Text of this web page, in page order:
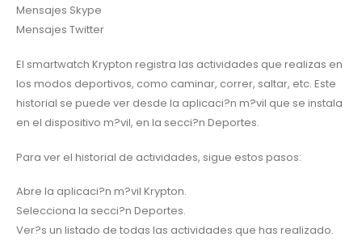
Mensajes Skype
Mensajes Twitter
El smartwatch Krypton registra las actividades que realizas en
los modos deportivos, como caminar, correr, saltar, etc. Este
historial se puede ver desde la aplicaci?n m?vil que se instala
en el dispositivo m?vil, en la secci?n Deportes.
Para ver el historial de actividades, sigue estos pasos:
Abre la aplicaci?n m?vil Krypton.
Selecciona la secci?n Deportes.
Ver?s un listado de todas las actividades que has realizado.